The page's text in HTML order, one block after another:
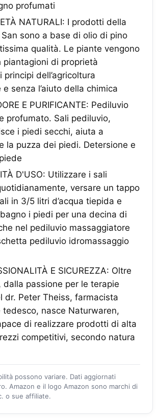
profumati
NATURALI: I prodotti della
sono a base di olio di pino
qualità. Le piante vengono
piantagioni di proprietà
principi dell’agricoltura
senza l’aiuto della chimica
E PURIFICANTE: Pediluvio
profumato. Sali pediluvio,
i piedi secchi, aiuta a
la puzza dei piedi. Detersione e
D'USO: Utilizzare i sali
versare un tappo
in 3/5 litri d’acqua tiepida e
i piedi per una decina di
nel pediluvio massaggiatore
pediluvio idromassaggio
E SICUREZZA: Oltre
dalla passione per le terapie
dr. Peter Theiss, farmacista
tedesco, nasce Naturwaren,
di realizzare prodotti di alta
competitivi, secondo natura
possono variare. Dati aggiornati
Amazon e il logo Amazon sono marchi di
o sue affiliate.